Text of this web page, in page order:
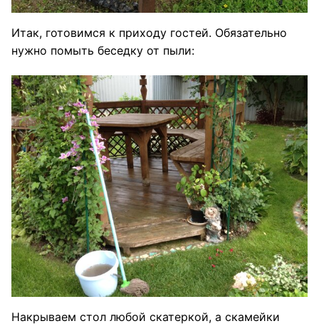
Итак, готовимся к приходу гостей. Обязательно
нужно помыть беседку от пыли:
Накрываем стол любой скатеркой, а скамейки